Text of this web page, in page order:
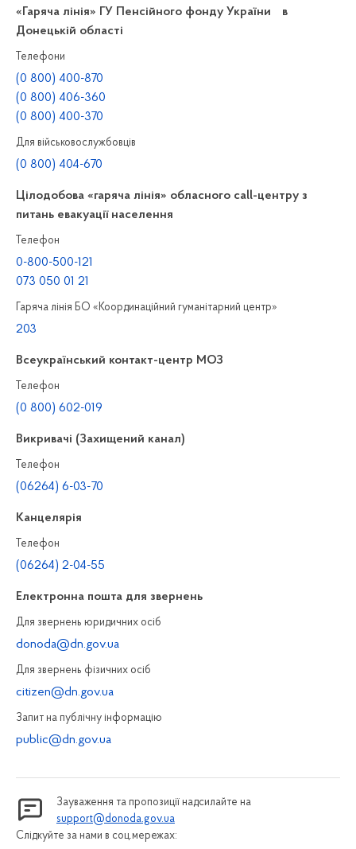
«Гаряча лінія» ГУ Пенсійного фонду України в
Донецькій області
Телефони
(0 800) 400-870
(0 800) 406-360
(0 800) 400-370
Для військовослужбовців
(0 800) 404-670
Цілодобова «гаряча лінія» обласного call-центру з
питань евакуації населення
Телефон
0-800-500-121
073 050 01 21
Гаряча лінія БО «Координаційний гуманітарний центр»
203
Всеукраїнський контакт-центр МОЗ
Телефон
(0 800) 602-019
Викривачі (Захищений канал)
Телефон
(06264) 6-03-70
Канцелярiя
Телефон
(06264) 2-04-55
Електронна пошта для звернень
Для звернень юридичних осiб
donoda@dn.gov.ua
Для звернень фізичних осiб
citizen@dn.gov.ua
Запит на публiчну інформацiю
public@dn.gov.ua
Зауваження та пропозиції надсилайте на
support@donoda.gov.ua
Слідкуйте за нами в соц.мережах: